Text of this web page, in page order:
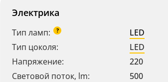
Электрика
Тип ламп: ?
LED
Тип цоколя:
LED
Напряжение:
220
Световой поток, lm:
500